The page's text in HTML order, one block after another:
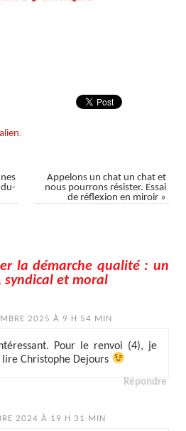
.
Appelons un chat un chat et
nous pourrons résister. Essai
de réflexion en miroir »
la démarche qualité : un
et moral
2025 À 9 H 54 MIN
Pour le renvoi (4), je
lire Christophe Dejours
Répondre
2024 À 19 H 31 MIN